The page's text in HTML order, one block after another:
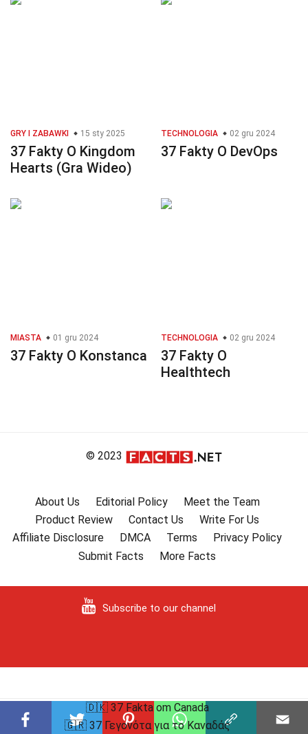
GRY I ZABAWKI 15 sty 2025
37 Fakty O Kingdom
Hearts (Gra Wideo)
TECHNOLOGIA 02 gru 2024
37 Fakty O DevOps
MIASTA 01 gru 2024
37 Fakty O Konstanca
TECHNOLOGIA 02 gru 2024
37 Fakty O
Healthtech
© 2023
About Us Editorial Policy
Meet the Team
Product Review
Contact Us
Write For Us
Affiliate Disclosure
DMCA Terms
Privacy Policy
Submit Facts
More Facts
Subscribe to our channel
🇩🇰 37 Fakta om Canada
🇬🇷 37 Γεγονότα για το Καναδάς